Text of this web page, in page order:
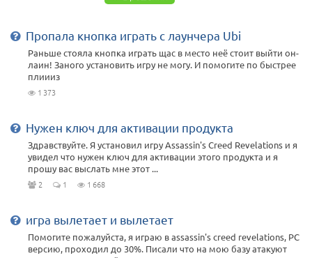
Пропала кнопка играть с лаунчера Ubi
Раньше стояла кнопка играть щас в место неё стоит выйти он-
лаин! Заного установить игру не могу. И помогите по быстрее
плиииз
1 373
Нужен ключ для активации продукта
Здравствуйте. Я установил игру Assassin's Creed Revelations и я
увидел что нужен ключ для активации этого продукта и я
прошу вас выслать мне этот ...
2 1 1 668
игра вылетает и вылетает
Помогите пожалуйста, я играю в assassin's creed revelations, PC
версию, проходил до 30%. Писали что на мою базу атакуют